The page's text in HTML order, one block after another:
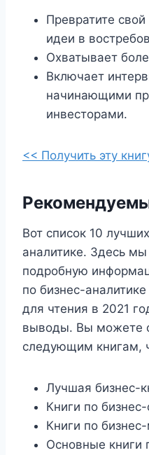
Превратите свой
идеи в
Охватывает
Включает
начинающими
инвесторами.
<< Получить эту
Вот список 10
аналитике. Здесь
подробную
по бизнес-
для чтения в 2021
выводы. Вы можете
следующим книгам,
Лучшая бизнес-
Книги по
Книги по
Основные книги